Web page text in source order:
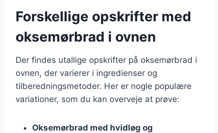
Forskellige opskrifter med
oksemørbrad i ovnen
Der findes utallige opskrifter på oksemørbrad i
ovnen, der varierer i ingredienser og
tilberedningsmetoder. Her er nogle populære
variationer, som du kan overveje at prøve:
Oksemørbrad med hvidløg og